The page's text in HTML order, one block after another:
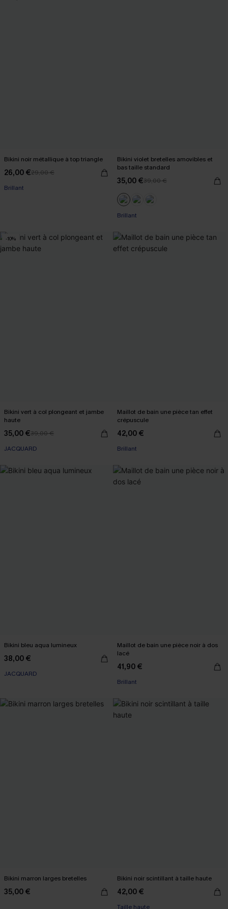
Bikini noir métallique à top triangle
26,00 €29,00 €
Brillant
Bikini violet bretelles amovibles et
bas taille standard
35,00 €39,00 €
Brillant
-10%
Bikini vert à col plongeant et jambe
haute
35,00 €39,00 €
JACQUARD
Maillot de bain une pièce tan effet
crépuscule
42,00 €
Brillant
Bikini bleu aqua lumineux
38,00 €
JACQUARD
Maillot de bain une pièce noir à dos
lacé
41,90 €
Brillant
Bikini marron larges bretelles
35,00 €
Bikini noir scintillant à taille haute
42,00 €
Taille haute